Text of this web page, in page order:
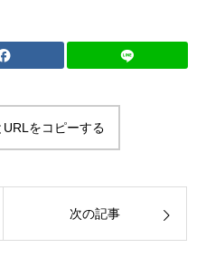
をコピーする
次の記事